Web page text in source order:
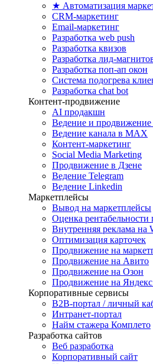
★ Автоматизация
CRM-маркетинг
Email-маркетинг
Разработка web push
Разработка квизов
Разработка лид-
Разработка поп-ап окон
Система подогрева
Разработка chat bot
Контент-продвижение
AI продакшн
Ведение и продвижение
Ведение канала в MAX
Контент-маркетинг
Social Media Marketing
Продвижение в Дзене
Ведение Telegram
Ведение Linkedin
Маркетплейсы
Вывод на маркетплейсы
Оценка рентабельности
Внутренняя реклама на
Оптимизация карточек
Продвижение на
Продвижение на Авито
Продвижение на Озон
Продвижение на
Корпоративные сервисы
B2B-портал / личный
Интранет-портал
Найм стажера Комплето
Разработка сайтов
Веб разработка
Корпоративный сайт